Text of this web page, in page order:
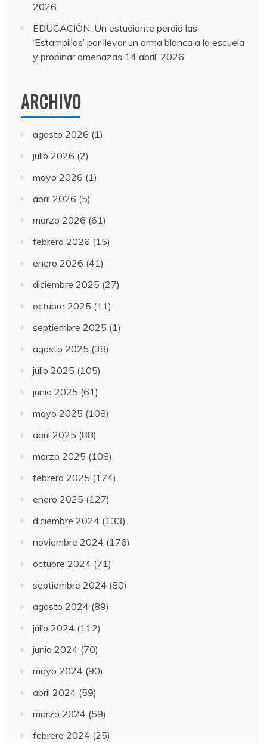
2026
EDUCACIÓN: Un estudiante perdió las
‘Estampillas’ por llevar un arma blanca a la escuela
y propinar amenazas 14 abril, 2026
ARCHIVO
agosto 2026 (1)
julio 2026 (2)
mayo 2026 (1)
abril 2026 (5)
marzo 2026 (61)
febrero 2026 (15)
enero 2026 (41)
diciembre 2025 (27)
octubre 2025 (11)
septiembre 2025 (1)
agosto 2025 (38)
julio 2025 (105)
junio 2025 (61)
mayo 2025 (108)
abril 2025 (88)
marzo 2025 (108)
febrero 2025 (174)
enero 2025 (127)
diciembre 2024 (133)
noviembre 2024 (176)
octubre 2024 (71)
septiembre 2024 (80)
agosto 2024 (89)
julio 2024 (112)
junio 2024 (70)
mayo 2024 (90)
abril 2024 (59)
marzo 2024 (59)
febrero 2024 (25)